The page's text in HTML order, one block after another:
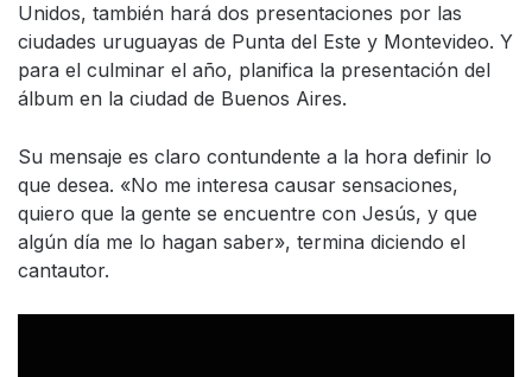
Unidos, también hará dos presentaciones por las
ciudades uruguayas de Punta del Este y Montevideo. Y
para el culminar el año, planifica la presentación del
álbum en la ciudad de Buenos Aires.
Su mensaje es claro contundente a la hora definir lo
que desea. «No me interesa causar sensaciones,
quiero que la gente se encuentre con Jesús, y que
algún día me lo hagan saber», termina diciendo el
cantautor.